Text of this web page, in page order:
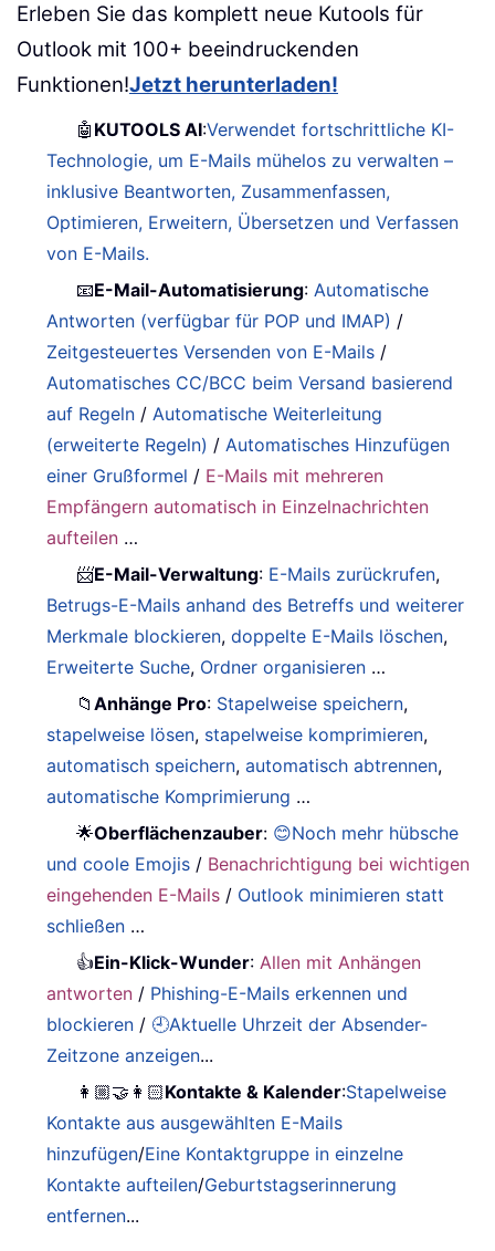
Erleben Sie das komplett neue Kutools für
Outlook mit 100+ beeindruckenden
Funktionen!Jetzt herunterladen!
🤖 KUTOOLS AI:Verwendet fortschrittliche KI-
Technologie, um E-Mails mühelos zu verwalten –
inklusive Beantworten, Zusammenfassen,
Optimieren, Erweitern, Übersetzen und Verfassen
von E-Mails.
📧E-Mail-Automatisierung:Automatische
Antworten (verfügbar für POP und IMAP) /
Zeitgesteuertes Versenden von E-Mails /
Automatisches CC/BCC beim Versand basierend
auf Regeln /Automatische Weiterleitung
(erweiterte Regeln) /Automatisches Hinzufügen
einer Grußformel / E-Mails mit mehreren
Empfängern automatisch in Einzelnachrichten
aufteilen …
📨E-Mail-Verwaltung: E-Mails zurückrufen,
Betrugs-E-Mails anhand des Betreffs und weiterer
Merkmale blockieren,doppelte E-Mails löschen,
Erweiterte Suche, Ordner organisieren …
📁Anhänge Pro: Stapelweise speichern,
stapelweise lösen, stapelweise komprimieren,
automatisch speichern,automatisch abtrennen,
automatische Komprimierung …
🌟Oberflächenzauber: 😊Noch mehr hübsche
und coole Emojis / Benachrichtigung bei wichtigen
eingehenden E-Mails / Outlook minimieren statt
schließen …
👍Ein-Klick-Wunder:Allen mit Anhängen
antworten / Phishing-E-Mails erkennen und
blockieren / 🕘Aktuelle Uhrzeit der Absender-
Zeitzone anzeigen...
👩🏼‍🤝‍👩🏻Kontakte & Kalender:Stapelweise
Kontakte aus ausgewählten E-Mails
hinzufügen/Eine Kontaktgruppe in einzelne
Kontakte aufteilen/Geburtstagserinnerung
entfernen...